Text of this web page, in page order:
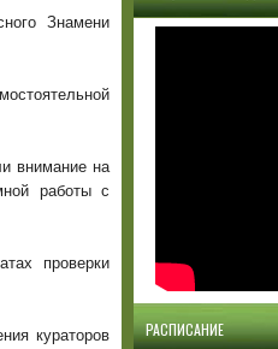
Знамени
внимание на
работы с
проверки
кураторов
РАСПИСАНИЕ